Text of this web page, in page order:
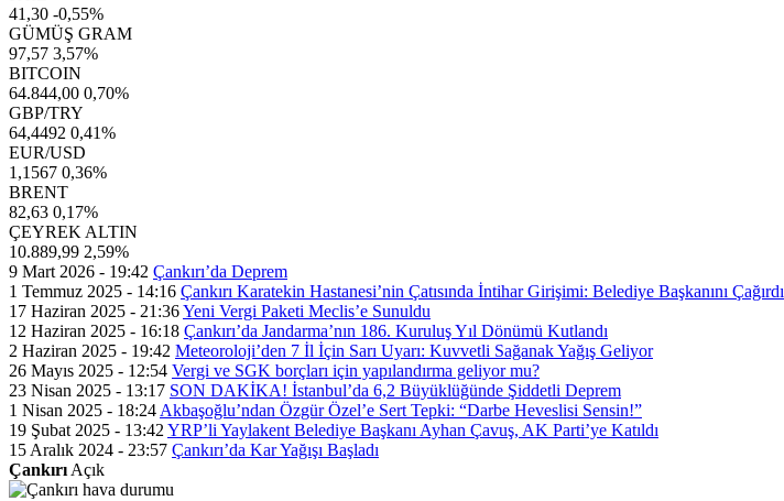
41,30 -0,55%
GÜMÜŞ GRAM
97,57 3,57%
BITCOIN
64.844,00 0,70%
GBP/TRY
64,4492 0,41%
EUR/USD
1,1567 0,36%
BRENT
82,63 0,17%
ÇEYREK ALTIN
10.889,99 2,59%
9 Mart 2026 - 19:42 Çankırı’da Deprem
1 Temmuz 2025 - 14:16 Çankırı Karatekin Hastanesi’nin Çatısında İntihar Girişimi: Belediye Başkanını Çağırdı
17 Haziran 2025 - 21:36Yeni Vergi Paketi Meclis’e Sunuldu
12 Haziran 2025 - 16:18 Çankırı’da Jandarma’nın 186. Kuruluş Yıl Dönümü Kutlandı
2 Haziran 2025 - 19:42 Meteoroloji’den 7 İl İçin Sarı Uyarı: Kuvvetli Sağanak Yağış Geliyor
26 Mayıs 2025 - 12:54 Vergi ve SGK borçları için yapılandırma geliyor mu?
23 Nisan 2025 - 13:17 SON DAKİKA! İstanbul’da 6,2 Büyüklüğünde Şiddetli Deprem
1 Nisan 2025 - 18:24 Akbaşoğlu’ndan Özgür Özel’e Sert Tepki: “Darbe Heveslisi Sensin!”
19 Şubat 2025 - 13:42 YRP’li Yaylakent Belediye Başkanı Ayhan Çavuş, AK Parti’ye Katıldı
15 Aralık 2024 - 23:57 Çankırı’da Kar Yağışı Başladı
Çankırı Açık